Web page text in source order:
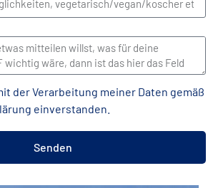
der Verarbeitung meiner Daten gemäß
einverstanden.
Senden